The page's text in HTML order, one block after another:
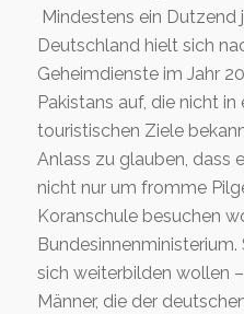
Mindestens ein Dutzend
Deutschland hielt sich
Geheimdienste im Jahr
Pakistans auf, die nicht in
touristischen Ziele
Anlass zu glauben, dass
nicht nur um fromme
Koranschule besuchen
sich weiterbilden wollen
Männer, die der